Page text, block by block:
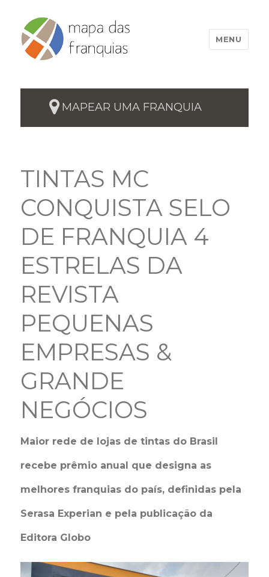
MENU
MAPEAR UMA FRANQUIA
TINTAS MC
CONQUISTA SELO
DE FRANQUIA 4
ESTRELAS DA
REVISTA
PEQUENAS
EMPRESAS &
GRANDE
NEGÓCIOS
Maior rede de lojas de tintas do Brasil
recebe prêmio anual que designa as
melhores franquias do país, definidas pela
Serasa Experian e pela publicação da
Editora Globo